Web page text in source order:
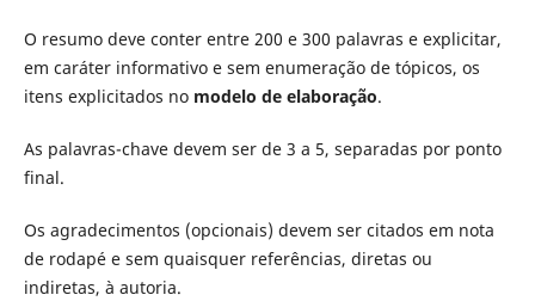
O resumo deve conter entre 200 e 300 palavras e explicitar,
em caráter informativo e sem enumeração de tópicos, os
itens explicitados no modelo de elaboração.
As palavras-chave devem ser de 3 a 5, separadas por ponto
final.
Os agradecimentos (opcionais) devem ser citados em nota
de rodapé e sem quaisquer referências, diretas ou
indiretas, à autoria.